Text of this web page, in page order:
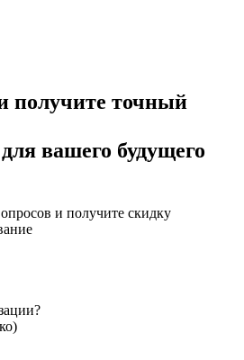
получите точный
для вашего будущего
и получите скидку